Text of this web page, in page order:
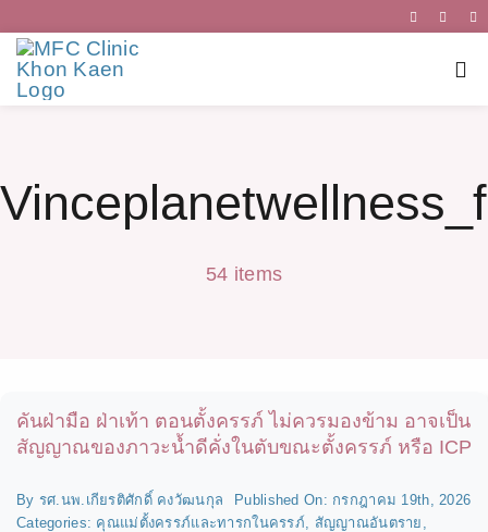
to
content
สุขภาพน่ารู้
สินค้าสำหรั
54 items
คันฝ่ามือ ฝ่าเท้า ตอนตั้งครรภ์ ไม่ควรมองข้าม อาจเป็น
สัญญาณของภาวะน้ำดีคั่งในตับขณะตั้งครรภ์ หรือ ICP
By รศ.นพ.เกียรติศักดิ์ คงวัฒนกุล
Published On: กรกฎาคม 19th, 2026
Categories: คุณแม่ตั้งครรภ์และทารกในครรภ์ สัญญาณอันตราย